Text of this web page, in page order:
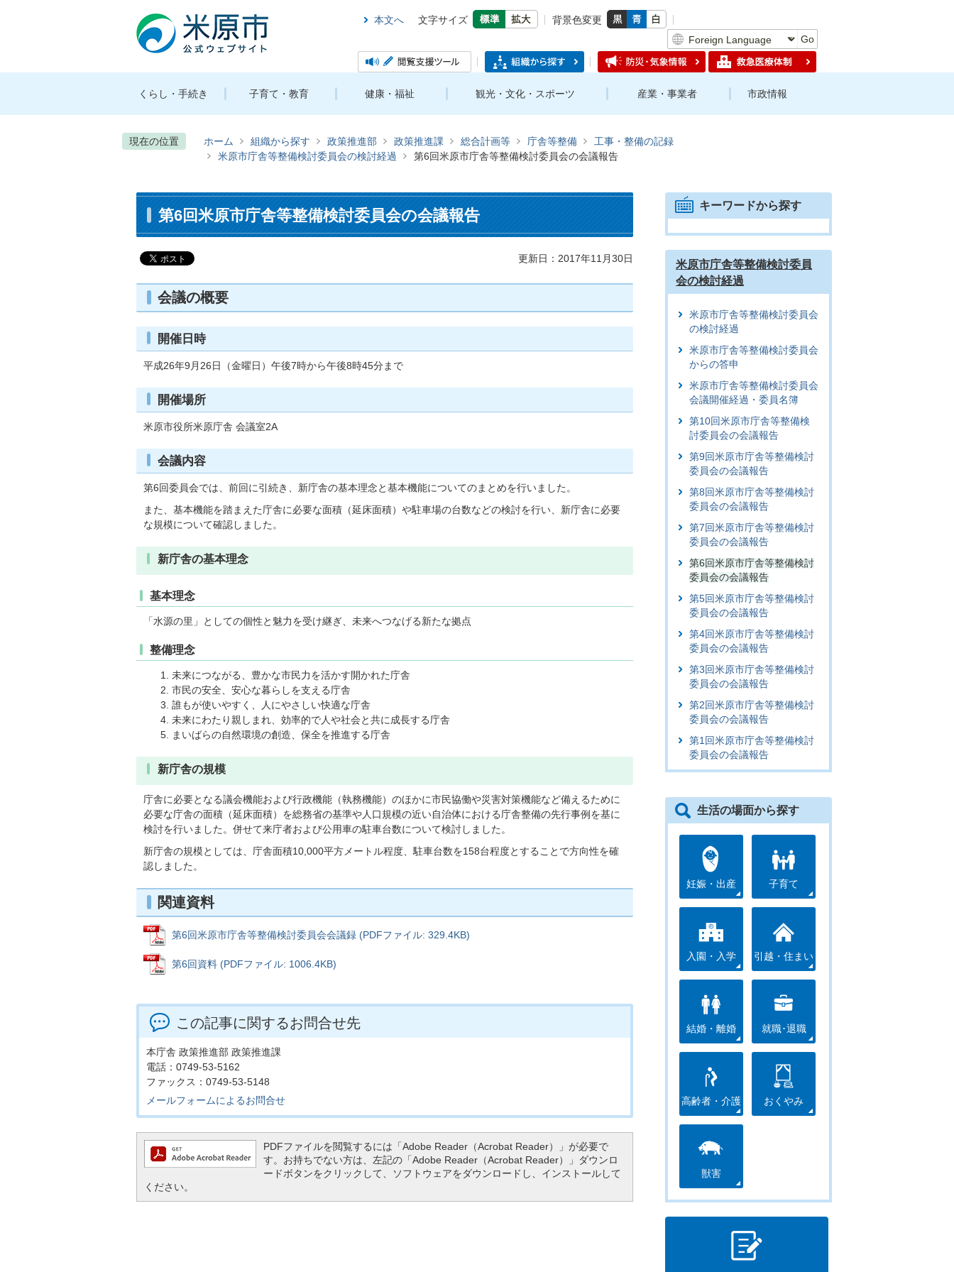
本文へ 文字サイズ
背景色変更
Go
くらし・手続き 子育て・教育 健康・福祉 観光・文化・スポーツ 産業・事業者 市政情報
現在の位置 ホーム 組織から探す 政策推進部 政策推進課 総合計画等 庁舎等整備
工事・整備の記録
米原市庁舎等整備検討委員会の検討経過
第6回米原市庁舎等整備検討委員会の会議報告
第6回米原市庁舎等整備検討委員会の会議報告
更新日：2017年11月30日
会議の概要
開催日時
平成26年9月26日（金曜日）午後7時から午後8時45分まで
開催場所
米原市役所米原庁舎 会議室2A
会議内容
第6回委員会では、前回に引続き、新庁舎の基本理念と基本機能についてのまとめを行いました。
また、基本機能を踏まえた庁舎に必要な面積（延床面積）や駐車場の台数などの検討を行い、新庁舎に必要
な規模について確認しました。
新庁舎の基本理念
基本理念
「水源の里」としての個性と魅力を受け継ぎ、未来へつなげる新たな拠点
整備理念
未来につながる、豊かな市民力を活かす開かれた庁舎
市民の安全、安心な暮らしを支える庁舎
誰もが使いやすく、人にやさしい快適な庁舎
未来にわたり親しまれ、効率的で人や社会と共に成長する庁舎
まいばらの自然環境の創造、保全を推進する庁舎
新庁舎の規模
庁舎に必要となる議会機能および行政機能（執務機能）のほかに市民協働や災害対策機能など備えるために
必要な庁舎の面積（延床面積）を総務省の基準や人口規模の近い自治体における庁舎整備の先行事例を基に
検討を行いました。併せて来庁者および公用車の駐車台数について検討しました。
新庁舎の規模としては、庁舎面積10,000平方メートル程度、駐車台数を158台程度とすることで方向性を確
認しました。
関連資料
第6回米原市庁舎等整備検討委員会会議録 (PDFファイル: 329.4KB)
第6回資料 (PDFファイル: 1006.4KB)
この記事に関するお問合せ先
本庁舎 政策推進部 政策推進課
電話：0749-53-5162
ファックス：0749-53-5148
メールフォームによるお問合せ
PDFファイルを閲覧するには「Adobe Reader（Acrobat Reader）」が必要で
す。お持ちでない方は、左記の「Adobe Reader（Acrobat Reader）」ダウンロ
ードボタンをクリックして、ソフトウェアをダウンロードし、インストールして
ください。
キーワードから探す
米原市庁舎等整備検討委員
会の検討経過
米原市庁舎等整備検討委員会
の検討経過
米原市庁舎等整備検討委員会
からの答申
米原市庁舎等整備検討委員会
会議開催経過・委員名簿
第10回米原市庁舎等整備検
討委員会の会議報告
第9回米原市庁舎等整備検討
委員会の会議報告
第8回米原市庁舎等整備検討
委員会の会議報告
第7回米原市庁舎等整備検討
委員会の会議報告
第6回米原市庁舎等整備検討
委員会の会議報告
第5回米原市庁舎等整備検討
委員会の会議報告
第4回米原市庁舎等整備検討
委員会の会議報告
第3回米原市庁舎等整備検討
委員会の会議報告
第2回米原市庁舎等整備検討
委員会の会議報告
第1回米原市庁舎等整備検討
委員会の会議報告
生活の場面から探す
妊娠・出産 子育て
入園・入学 引越・住まい
結婚・離婚 就職･退職
高齢者・介護 おくやみ
獣害